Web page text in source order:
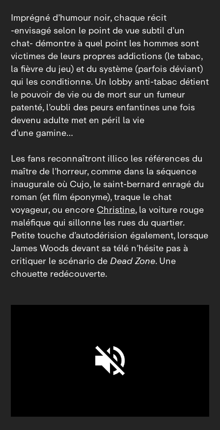
Imprégné d’humour noir, chaque récit
‑envisagé selon le point de vue subtil d’un
chat‑ démontre à quel point les hommes sont
victimes de leurs propres addictions (le tabac,
la fièvre du jeu) et du système (parfois déviant)
qui les conditionne. Un lobby anti‑tabac détient
le pouvoir de vie ou de mort sur un fumeur
patenté, l’oubli des peurs enfantines une fois
devenu adulte met en péril la vie
d’une gamine…
Les fans reconnaîtront illico les références du
maître de l’horreur, comme dans la séquence
inaugurale où Cujo, le saint‑bernard enragé du
roman (et film éponyme), traque le chat
voyageur, ou encoreChristine, la voiture rouge
maléfique qui sillonne les rues du quartier.
Petite touche d’autodérision également, lorsque
James Woods devant sa télé n’hésite pas à
critiquer le scénario deDead Zone. Une
chouette redécouverte.